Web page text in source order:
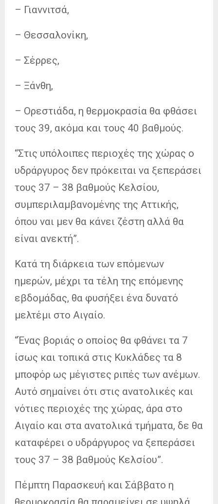
– Γιαννιτσά,
– Θεσσαλονίκη,
– Σέρρες,
– Ξάνθη,
– Ορεστιάδα, η θερμοκρασία θα φθάσει
τους 39, ακόμα και τους 40 βαθμούς.
“Στις υπόλοιπες περιοχές της χώρας ο
υδράργυρος δεν πρόκειται να ξεπεράσει
τους 37 – 38 βαθμούς Κελσίου,
συμπεριλαμβανομένης της Αττικής,
όπου ναι μεν θα κάνει ζέστη αλλά θα
είναι ανεκτή”.
Κατά τη διάρκεια των επόμενων
ημερών, μέχρι τα τέλη της επόμενης
εβδομάδας, θα φυσήξει ένα δυνατό
μελτέμι στο Αιγαίο.
“Ένας βοριάς ο οποίος θα φθάνει τα 7
ίσως και τοπικά στις Κυκλάδες τα 8
μποφόρ ως μέγιστες ριπές των ανέμων.
Αυτό σημαίνει ότι στις ανατολικές και
νότιες περιοχές της χώρας, άρα στο
Αιγαίο και στα ανατολικά τμήματα, δε θα
καταφέρει ο υδράργυρος να ξεπεράσει
τους 37 – 38 βαθμούς Κελσίου”.
Πέμπτη Παρασκευή και Σάββατο η